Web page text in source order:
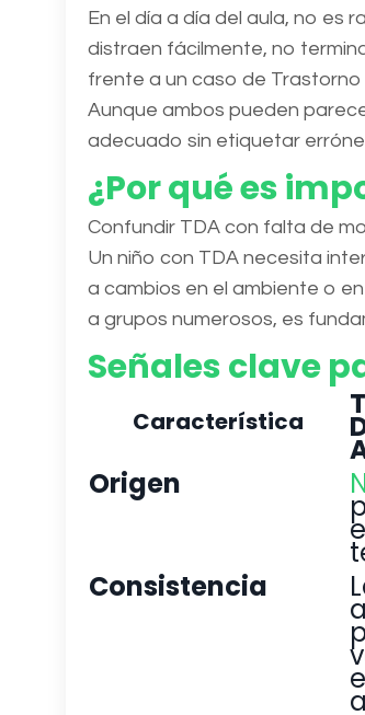
En el día a día del aula, no es
distraen fácilmente, no
frente a un caso de
Aunque ambos pueden
adecuado sin etiquetar
¿Por qué es
Confundir TDA con falta de
Un niño con TDA necesita
a cambios en el ambiente o
a grupos numerosos, es
Señales clave
Característica
Origen
Consistencia